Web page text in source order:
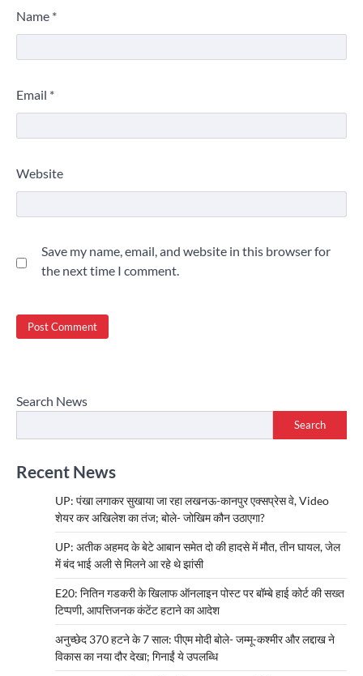
Name *
Email *
Website
Save my name, email, and website in this browser for
the next time I comment.
Search News
Search
Recent News
UP: पंखा लगाकर सुखाया जा रहा लखनऊ-कानपुर एक्सप्रेस वे, Video
शेयर कर अखिलेश का तंज; बोले- जोखिम कौन उठाएगा?
UP: अतीक अहमद के बेटे आबान समेत दो की हादसे में मौत, तीन घायल, जेल
में बंद भाई अली से मिलने आ रहे थे झांसी
E20: नितिन गडकरी के खिलाफ ऑनलाइन पोस्ट पर बॉम्बे हाई कोर्ट की सख्त
टिप्पणी, आपत्तिजनक कंटेंट हटाने का आदेश
अनुच्छेद 370 हटने के 7 साल: पीएम मोदी बोले- जम्मू-कश्मीर और लद्दाख ने
विकास का नया दौर देखा; गिनाईं ये उपलब्धि